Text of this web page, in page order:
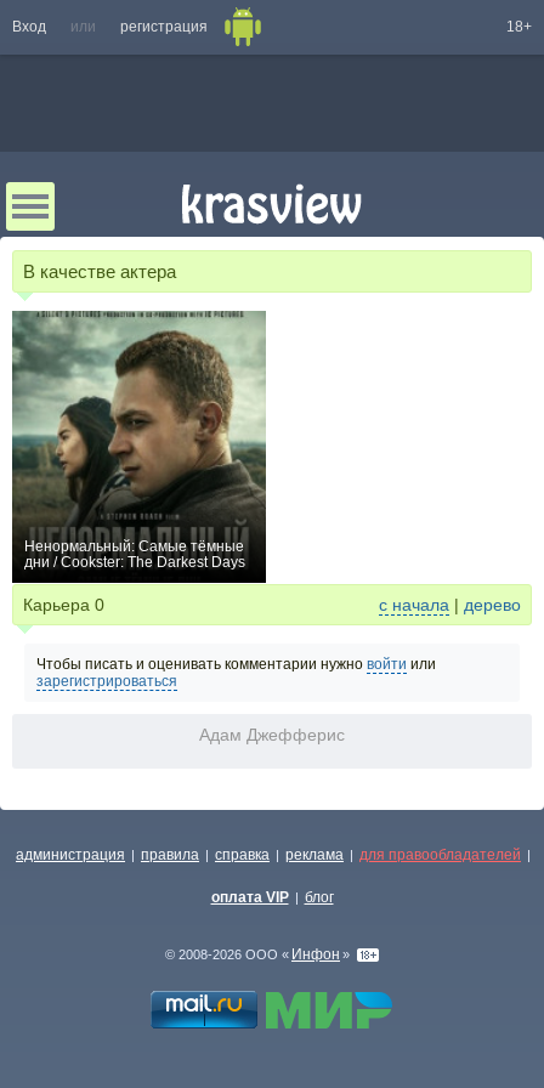
Вход или регистрация 18+
В качестве актера
Ненормальный: Самые тёмные
дни / Cookster: The Darkest Days
Карьера 0 с начала | дерево
Чтобы писать и оценивать комментарии нужно войти или
зарегистрироваться
Адам Джефферис
администрация | правила | справка | реклама | для правообладателей |
оплата VIP | блог
© 2008-2026 ООО « Инфон »